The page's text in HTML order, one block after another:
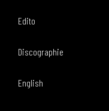
Edito
Discographie
English